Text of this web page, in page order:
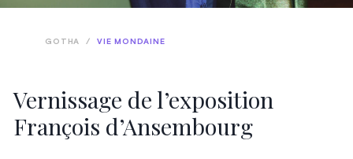
Vernissage de l’exposition
François d’Ansembourg
GOTHA / VIE MONDAINE